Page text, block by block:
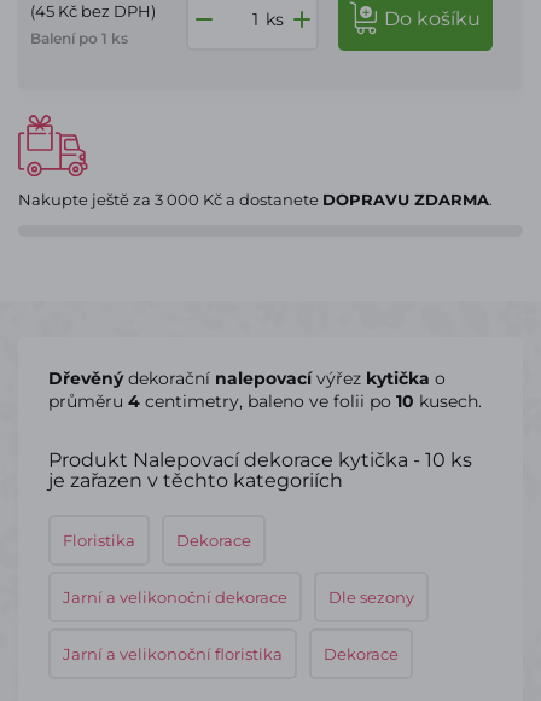
(45 Kč bez DPH)
Balení po 1 ks
ks do košíku
Nakupte ještě za 3 000 Kča dostanete DOPRAVU ZDARMA.
Dřevěnýdekorační nalepovacívýřez kytička o
průměru 4 centimetry, baleno ve folii po 10 kusech.
Produkt Nalepovací dekorace kytička - 10 ks
je zařazen v těchto kategoriích
Floristika Dekorace
Jarní a velikonoční dekorace Dle sezony
Jarní a velikonoční floristika Dekorace